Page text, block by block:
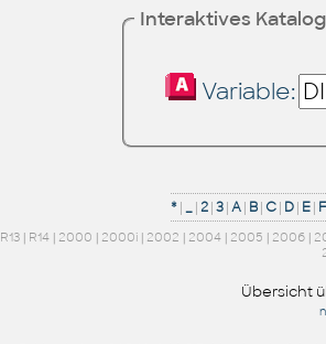
Interaktives
Variable:
* | _ |2 |3 |A | B |C | D | E | F
R13 | R14 | 2000 | 2000i | 2002 | 2004 | 2005 | 2006 |
Übersicht